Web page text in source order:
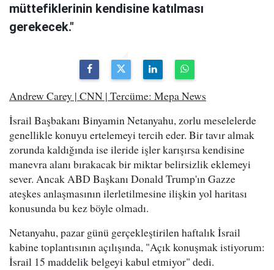
müttefiklerinin kendisine katılması
gerekecek."
Andrew Carey | CNN | Tercüme: Mepa News
İsrail Başbakanı Binyamin Netanyahu, zorlu meselelerde
genellikle konuyu ertelemeyi tercih eder. Bir tavır almak
zorunda kaldığında ise ileride işler karışırsa kendisine
manevra alanı bırakacak bir miktar belirsizlik eklemeyi
sever. Ancak ABD Başkanı Donald Trump'ın Gazze
ateşkes anlaşmasının ilerletilmesine ilişkin yol haritası
konusunda bu kez böyle olmadı.
Netanyahu, pazar günü gerçekleştirilen haftalık İsrail
kabine toplantısının açılışında, "Açık konuşmak istiyorum:
İsrail 15 maddelik belgeyi kabul etmiyor" dedi.